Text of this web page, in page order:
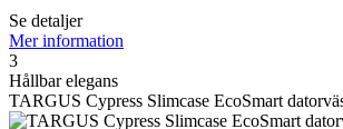
Se detaljer
Mer information
3
Hållbar elegans
TARGUS Cypress Slimcase EcoSmart